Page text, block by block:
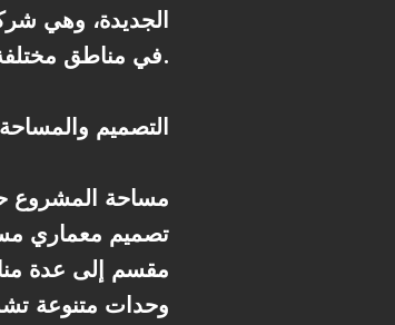
الجديدة، وهي
في مناطق مختلفة من بينها مشروعات بالعاصمة الإدارية والقاهرة الجديدة.
التصميم والمساحة
* مساحة المشروع حوالي 404 فدان (نحو 1.7
* تصميم معماري
* مقسم إلى عدة
* وحدات متنوعة